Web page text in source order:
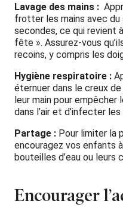
Lavage des mains :
frotter les mains avec du
secondes, ce qui revient
fête ». Assurez-vous
recoins, y compris les
Hygiène respiratoire :
éternuer dans le creux
leur main pour empêcher
dans l’air et d’infecter
Partage : Pour limiter la
encouragez vos enfants
bouteilles d’eau ou leurs
Encourager